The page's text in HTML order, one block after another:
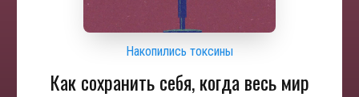
Накопились токсины
Как сохранить себя, когда весь мир